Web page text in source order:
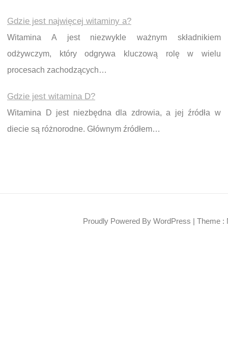
Gdzie jest najwięcej witaminy a?
Witamina A jest niezwykle ważnym składnikiem
odżywczym, który odgrywa kluczową rolę w wielu
procesach zachodzących…
Gdzie jest witamina D?
Witamina D jest niezbędna dla zdrowia, a jej źródła w
diecie są różnorodne. Głównym źródłem…
Proudly Powered By WordPress | Theme :